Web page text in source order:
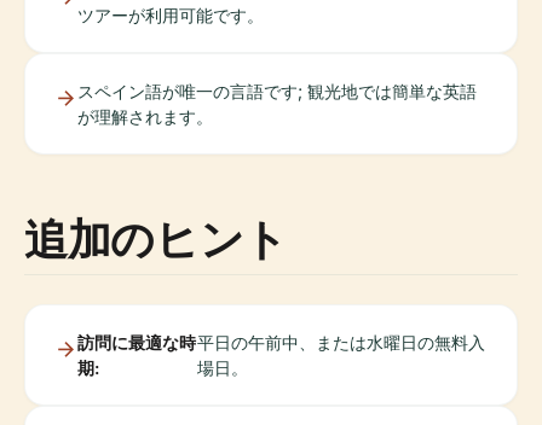
ツアーが利用可能です。
スペイン語が唯一の言語です; 観光地では簡単な英語
が理解されます。
追加のヒント
訪問に最適な時
期:
平日の午前中、または水曜日の無料入
場日。